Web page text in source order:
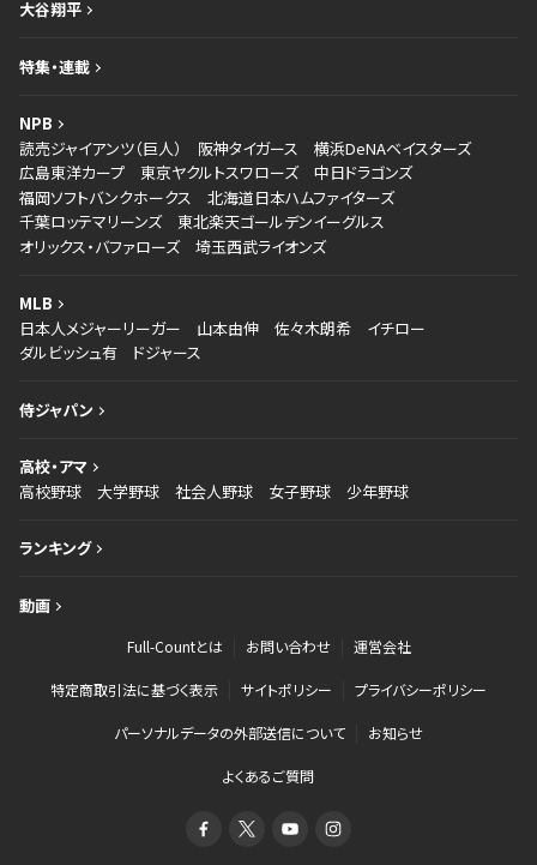
大谷翔平
特集・連載
NPB
読売ジャイアンツ（巨人）
阪神タイガース
横浜DeNAベイスターズ
広島東洋カープ
東京ヤクルトスワローズ
中日ドラゴンズ
福岡ソフトバンクホークス
北海道日本ハムファイターズ
千葉ロッテマリーンズ
東北楽天ゴールデンイーグルス
オリックス・バファローズ
埼玉西武ライオンズ
MLB
日本人メジャーリーガー
山本由伸 佐々木朗希
イチロー
ダルビッシュ有
ドジャース
侍ジャパン
高校・アマ
高校野球
大学野球 社会人野球 女子野球 少年野球
ランキング
動画
Full-Countとは お問い合わせ 運営会社
特定商取引法に基づく表示 サイトポリシー プライバシーポリシー
パーソナルデータの外部送信について お知らせ
よくあるご質問